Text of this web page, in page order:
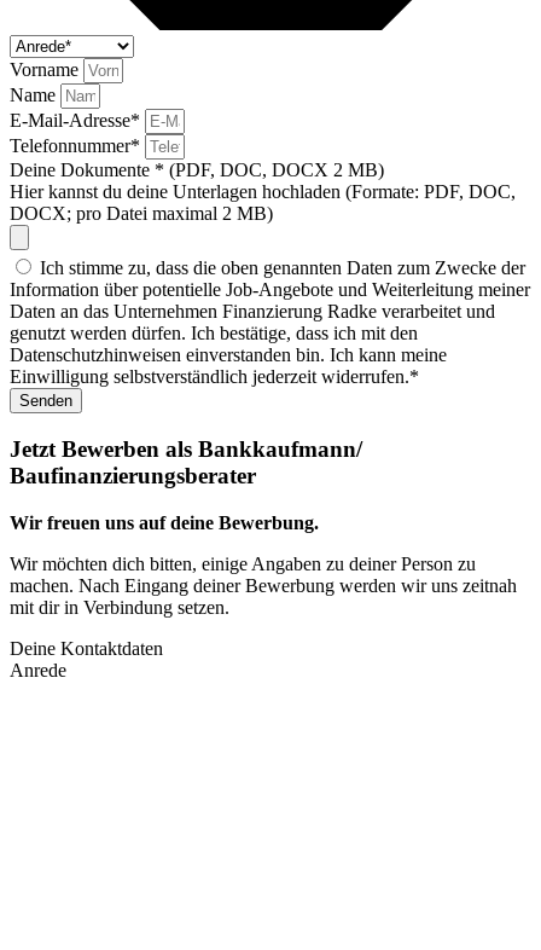
Vorname
Name
E-Mail-Adresse*
Telefonnummer*
Deine Dokumente * (PDF, DOC, DOCX 2 MB)
Hier kannst du deine Unterlagen hochladen (Formate: PDF, DOC,
DOCX; pro Datei maximal 2 MB)
Ich stimme zu, dass die oben genannten Daten zum Zwecke der
Information über potentielle Job-Angebote und Weiterleitung meiner
Daten an das Unternehmen Finanzierung Radke verarbeitet und
genutzt werden dürfen. Ich bestätige, dass ich mit den
Datenschutzhinweisen einverstanden bin. Ich kann meine
Einwilligung selbstverständlich jederzeit widerrufen.*
Senden
Jetzt Bewerben als Bankkaufmann/
Baufinanzierungsberater
Wir freuen uns auf deine Bewerbung.
Wir möchten dich bitten, einige Angaben zu deiner Person zu
machen. Nach Eingang deiner Bewerbung werden wir uns zeitnah
mit dir in Verbindung setzen.
Deine Kontaktdaten
Anrede